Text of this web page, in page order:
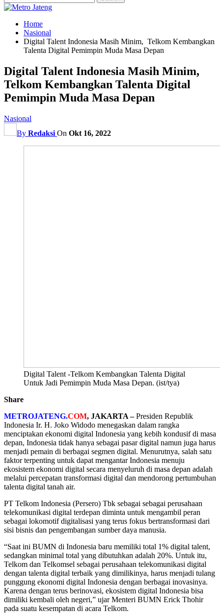
Home
Nasional
Digital Talent Indonesia Masih Minim, Telkom Kembangkan
Talenta Digital Pemimpin Muda Masa Depan
Digital Talent Indonesia Masih Minim,
Telkom Kembangkan Talenta Digital
Pemimpin Muda Masa Depan
Nasional
By Redaksi On Okt 16, 2022
Digital Talent -Telkom Kembangkan Talenta Digital
Untuk Jadi Pemimpin Muda Masa Depan. (ist/tya)
Share
METROJATENG.COM, JAKARTA –Presiden Republik
Indonesia Ir. H. Joko Widodo menegaskan dalam rangka
menciptakan ekonomi digital Indonesia yang kebih kondusif di masa
depan, Indonesia tidak hanya sebagai pasar digital namun juga harus
menjadi pemain di berbagai segmen digital. Menurutnya, salah satu
faktor terpenting untuk dapat mengantar Indonesia menuju
ekosistem ekonomi digital secara menyeluruh di masa depan adalah
melalui percepatan transformasi digital dan mendorong pertumbuhan
talenta digital tanah air.
PT Telkom Indonesia (Persero) Tbk sebagai sebagai perusahaan
telekomunikasi digital terdepan diminta untuk mengambil peran
sebagai lokomotif digitalisasi yang terus fokus bertransformasi dari
sisi bisnis dan pengembangan sumber daya manusia.
“Saat ini BUMN di Indonesia baru memiliki total 1% digital talent,
sedangkan minimal total yang dibutuhkan adalah 20%. Untuk itu,
Telkom dan Telkomsel sebagai perusahaan telekomunikasi digital
dengan talenta digital terbaik yang dimilikinya, harus menjadi tulang
punggung ekonomi digital Indonesia dengan berbagai inovasinya.
Karena dengan terus berinovasi, ekosistem digital Indonesia bisa
dimiliki kembali oleh negeri,” ujar Menteri BUMN Erick Thohir
pada suatu kesempatan di acara Telkom.